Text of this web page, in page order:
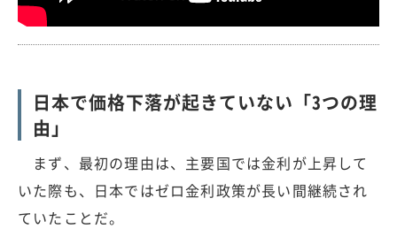
日本で価格下落が起きていない「3つの理
由」
まず、最初の理由は、主要国では金利が上昇して
いた際も、日本ではゼロ金利政策が長い間継続され
ていたことだ。